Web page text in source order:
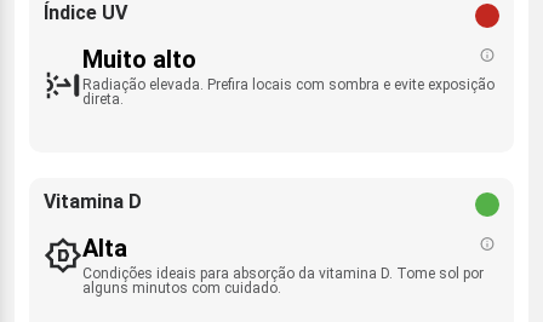
Índice UV
Muito alto
Radiação elevada. Prefira locais com sombra e evite exposição
direta.
Vitamina D
Alta
Condições ideais para absorção da vitamina D. Tome sol por
alguns minutos com cuidado.